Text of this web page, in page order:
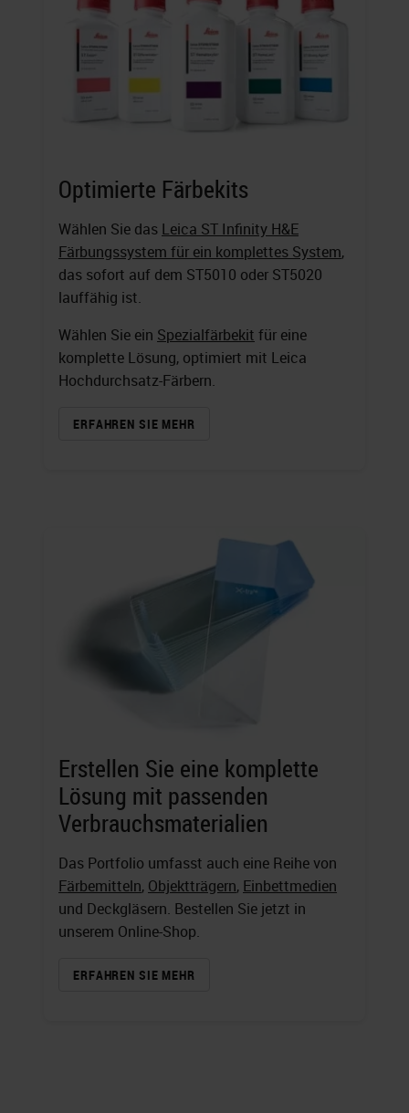
Optimierte Färbekits
Wählen Sie das Leica ST Infinity H&E
Färbungssystem für ein komplettes System,
das sofort auf dem ST5010 oder ST5020
lauffähig ist.
Wählen Sie ein Spezialfärbekit für eine
komplette Lösung, optimiert mit Leica
Hochdurchsatz-Färbern.
ERFAHREN SIE MEHR
Erstellen Sie eine komplette
Lösung mit passenden
Verbrauchsmaterialien
Das Portfolio umfasst auch eine Reihe von
Färbemitteln, Objektträgern, Einbettmedien
und Deckgläsern. Bestellen Sie jetzt in
unserem Online-Shop.
ERFAHREN SIE MEHR